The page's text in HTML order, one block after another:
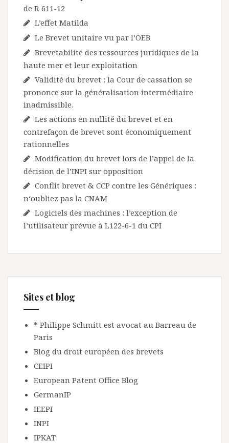
de R 611-12
L’effet Matilda
Le Brevet unitaire vu par l’OEB
Brevetabilité des ressources juridiques de la
haute mer et leur exploitation
Validité du brevet : la Cour de cassation se
prononce sur la généralisation intermédiaire
inadmissible.
Les actions en nullité du brevet et en
contrefaçon de brevet sont économiquement
rationnelles
Modification du brevet lors de l’appel de la
décision de l’INPI sur opposition
Conflit brevet & CCP contre les Génériques :
n‘oubliez pas la CNAM
Logiciels des machines : l’exception de
l’utilisateur prévue à L122-6-1 du CPI
Sites et blog
* Philippe Schmitt est avocat au Barreau de
Paris
Blog du droit européen des brevets
CEIPI
European Patent Office Blog
GermanIP
IEEPI
INPI
IPKAT